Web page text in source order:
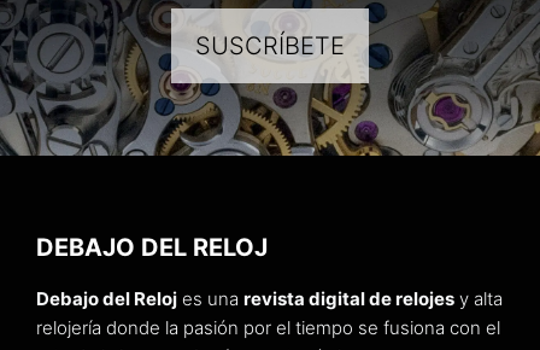
SUSCRÍBETE
DEBAJO DEL RELOJ
Debajo del Reloj es una revista digital de relojes y alta
relojería donde la pasión por el tiempo se fusiona con el